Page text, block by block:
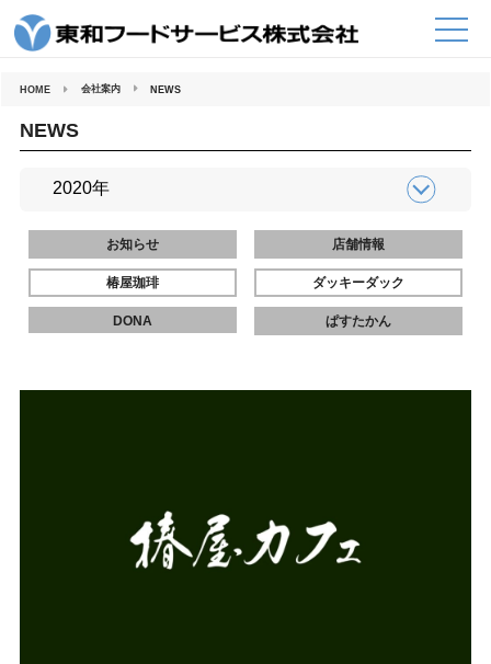
HOME 会社案内 NEWS
NEWS
お知らせ 店舗情報
椿屋珈琲 ダッキーダック
DONA ぱすたかん